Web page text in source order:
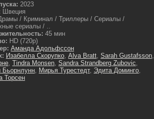
2023
Швеция
/ Криминал / Триллеры / Сериалы /
сериалы / ..
45 мин
HD (720p)
Аманда Адольфссон
Изабелла Скорупко, Alva Bratt, Sarah Gustafsson,
, Tindra Monsen, Sandra Strandberg Zubovic,
Бьорнлунн, Мирья Турестедт, Эдита Доминго,
Торсен